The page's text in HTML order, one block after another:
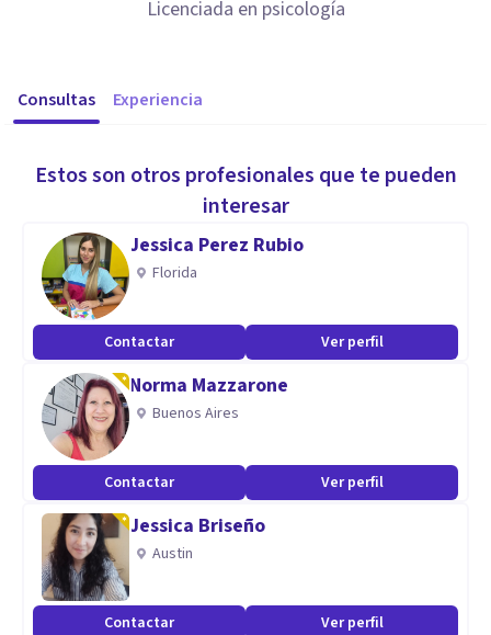
Licenciada en psicología
Consultas Experiencia
Estos son otros profesionales que te pueden
interesar
Jessica Perez Rubio
Florida
Contactar Ver perfil
Norma Mazzarone
Buenos Aires
Contactar Ver perfil
Jessica Briseño
Austin
Contactar Ver perfil